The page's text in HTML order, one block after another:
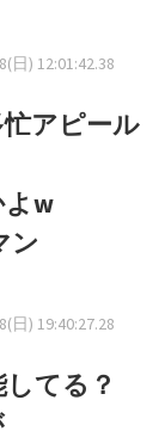
日) 12:01:42.38
アピール
よw
ン
日) 19:40:27.28
てる？